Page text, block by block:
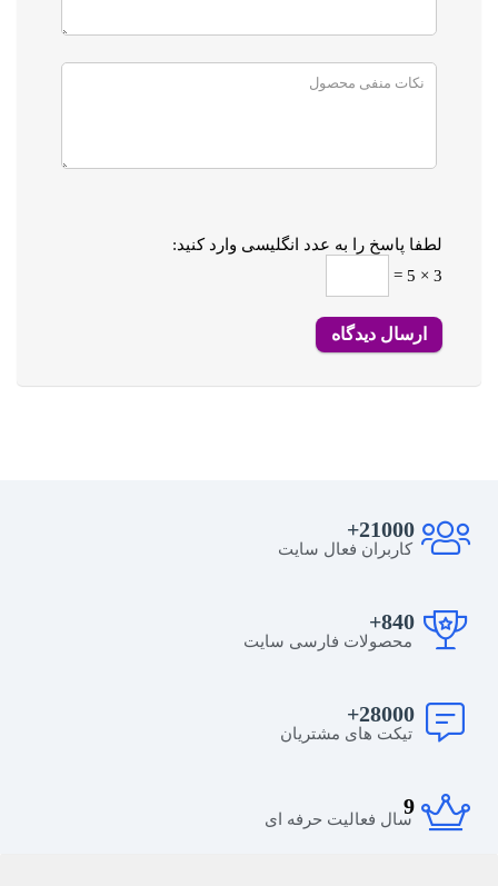
لطفا پاسخ را به عدد انگلیسی وارد کنید:
3 × 5 =
21000+
کاربران فعال سایت
840+
محصولات فارسی سایت
28000+
تیکت های مشتریان
9
سال فعالیت حرفه ای